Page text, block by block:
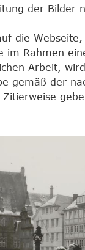
der Bilder
die Webseite,
im Rahmen
Arbeit,
gemäß der